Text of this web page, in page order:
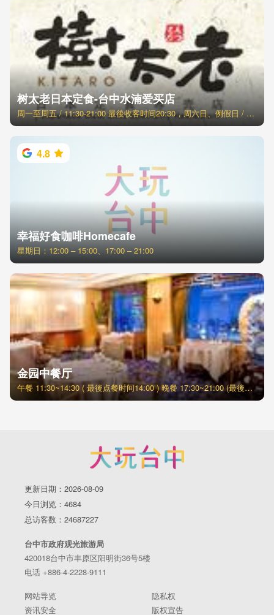
树太老日本定食-台中水湳爱买店
周一至周五 / 11:30-21:00 最後收客时间20:30，周六日、例假日 / 11:00-21:30 最後收客时间21:00
4.8
幸福好食咖啡Homecafe
星期日：12:00 – 15:00、17:00 – 21:00
金园中餐厅
午餐 11:30~14:30 ( 最後点餐时间14:00 ) 晚餐 17:30~21:00 (最後点餐时间20:30 )
更新日期：2026-08-09
今日浏览：4684
总访客数：24687227
台中市政府观光旅游局
420018台中市丰原区阳明街36号5楼
电话 +886-4-2228-9111
网站导览
隐私权
资讯安全
版权宣告